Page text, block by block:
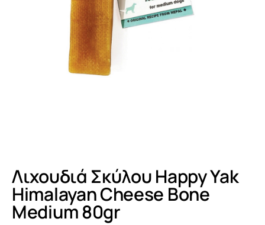
Λιχουδιά Σκύλου Happy Yak
Himalayan Cheese Bone
Medium 80gr